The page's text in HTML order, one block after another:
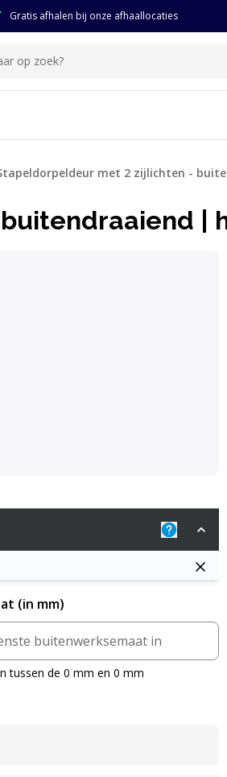
Gratis afhalen bij onze afhaallocaties
op zoek?
met 2 zijlichten -
|
Uitleg: De
(in mm)
tussen de 0 mm en 0 mm